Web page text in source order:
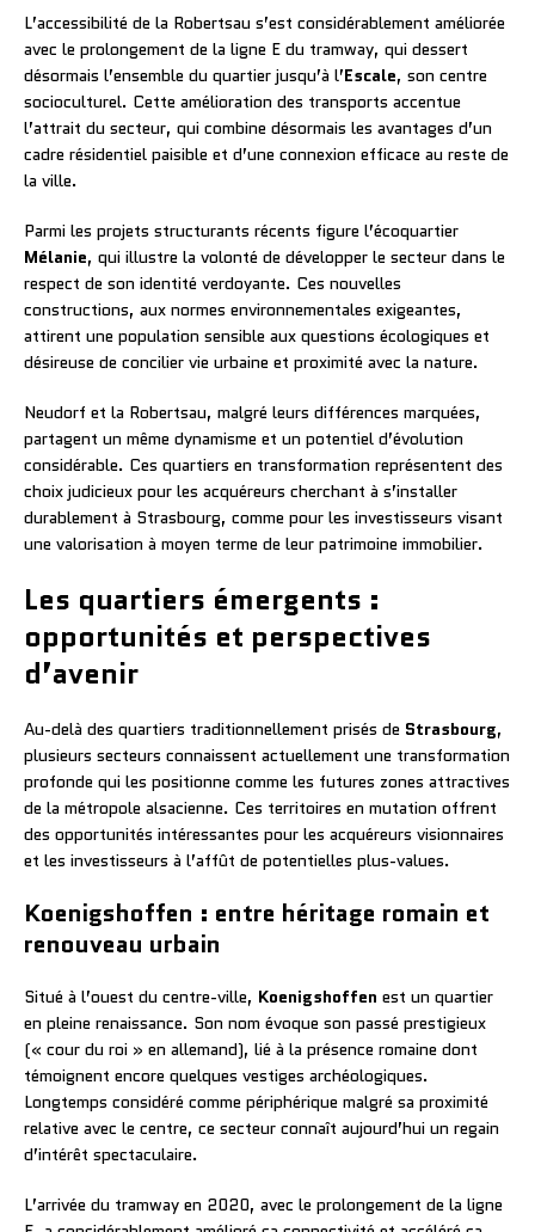
L’accessibilité de la Robertsau s’est considérablement améliorée
avec le prolongement de la ligne E du tramway, qui dessert
désormais l’ensemble du quartier jusqu’à l’Escale, son centre
socioculturel. Cette amélioration des transports accentue
l’attrait du secteur, qui combine désormais les avantages d’un
cadre résidentiel paisible et d’une connexion efficace au reste de
la ville.
Parmi les projets structurants récents figure l’écoquartier
Mélanie, qui illustre la volonté de développer le secteur dans le
respect de son identité verdoyante. Ces nouvelles
constructions, aux normes environnementales exigeantes,
attirent une population sensible aux questions écologiques et
désireuse de concilier vie urbaine et proximité avec la nature.
Neudorf et la Robertsau, malgré leurs différences marquées,
partagent un même dynamisme et un potentiel d’évolution
considérable. Ces quartiers en transformation représentent des
choix judicieux pour les acquéreurs cherchant à s’installer
durablement à Strasbourg, comme pour les investisseurs visant
une valorisation à moyen terme de leur patrimoine immobilier.
Les quartiers émergents :
opportunités et perspectives
d’avenir
Au-delà des quartiers traditionnellement prisés de Strasbourg,
plusieurs secteurs connaissent actuellement une transformation
profonde qui les positionne comme les futures zones attractives
de la métropole alsacienne. Ces territoires en mutation offrent
des opportunités intéressantes pour les acquéreurs visionnaires
et les investisseurs à l’affût de potentielles plus-values.
Koenigshoffen : entre héritage romain et
renouveau urbain
Situé à l’ouest du centre-ville, Koenigshoffen est un quartier
en pleine renaissance. Son nom évoque son passé prestigieux
(« cour du roi » en allemand), lié à la présence romaine dont
témoignent encore quelques vestiges archéologiques.
Longtemps considéré comme périphérique malgré sa proximité
relative avec le centre, ce secteur connaît aujourd’hui un regain
d’intérêt spectaculaire.
L’arrivée du tramway en 2020, avec le prolongement de la ligne